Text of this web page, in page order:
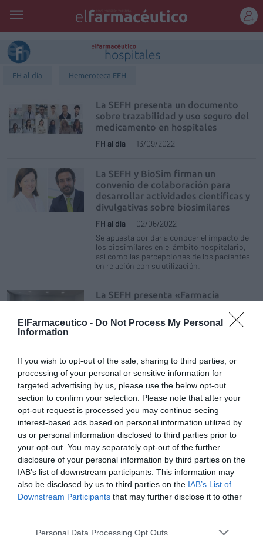
ElFarmaceutico - Do Not Process My Personal
Information
If you wish to opt-out of the sale, sharing to third parties, or
processing of your personal or sensitive information for
targeted advertising by us, please use the below opt-out
section to confirm your selection. Please note that after your
opt-out request is processed you may continue seeing
interest-based ads based on personal information utilized by
us or personal information disclosed to third parties prior to
your opt-out. You may separately opt-out of the further
disclosure of your personal information by third parties on the
IAB’s list of downstream participants. This information may
also be disclosed by us to third parties on the IAB’s List of
Downstream Participants that may further disclose it to other
Personal Data Processing Opt Outs
REGÍSTRATE
FH al día Hemeroteca EFH
La SEFH presenta un documento
sobre trazabilidad y uso seguro del
medicamento en hospitales
FH al día 13/09/2022
La SEFH y BioSim firman un
convenio de colaboración para
desarrollar actividades científicas y
divulgativas sobre biosimilares
FH al día
02/06/2022
Se apuesta por dar a conocer el impacto de
los biosimilares en el ámbito hospitalario,
así como las percepciones de los pacientes
en relación con su utilización.
La SEFH presenta «Farmacia
paciente», un recorrido por sus
últimos 25 años poniendo voz a sus
FH al día
04/04/2022
El libro incluye 22 entrevistas divididas en 5
miradas a la Sociedad desde las esferas
normativa, institucional, de la
Administración Pública, internacional y
clínica, junto a un capítulo sobre los premios
de honor
Cerca de 9.600 pacientes crónicos
han retirado su medicación
hospitalaria a una farmacia de
proximidad
Noticias y novedades
29/03/2022
COVID-19 y se ha ido consolidando en todo
el territorio